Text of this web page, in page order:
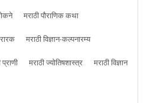
मराठी पौराणिक कथा
मराठी विज्ञान-कल्पनारम्य
मराठी ज्योतिषशास्त्र
मराठी विज्ञान